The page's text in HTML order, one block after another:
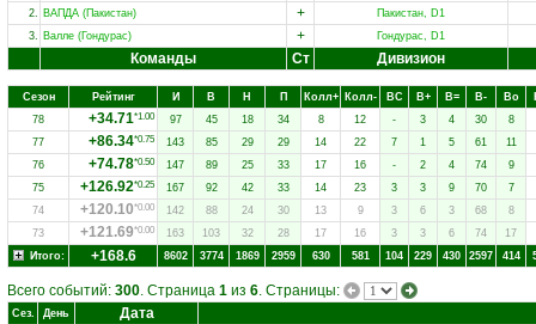
2. ВАПДА (Пакистан) +
Пакистан, D1
3. Валле (Гондурас) + Гондурас, D1
Команды Ст Дивизион
Сезон Рейтинг И В Н П Колл+ Колл- ВC В+ В= В- Вo
78
+34.71*1.00 97 45 18 34 8 12 - 3 4 30
8
77
+86.34*0.75 143 85 29 29 14 22 7 1 5 61
11
76
+74.78*0.50 147 89 25 33 17 16 - 2 4 74
9
75
+126.92*0.25 167 92 42 33 14 23 3 3 9 70
7
74
+120.10*0.00 142 88 24 30 13 9 3 6 3 68
8
73
+121.69*0.00 163 103 32 28 17 16 3 3 6 74 17
Итого:
+168.6 8602 3774 1869 2959 630 581 104 229 430 2597 414
Всего событий: 300. Страница 1 из 6. Страницы:
Сез. День Дата